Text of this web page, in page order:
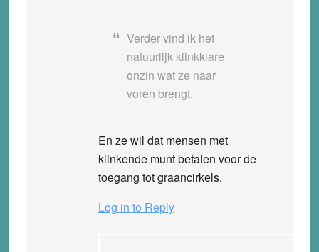
Verder vind ik het
natuurlijk klinkklare
onzin wat ze naar
voren brengt.
En ze wil dat mensen met
klinkende munt betalen voor de
toegang tot graancirkels.
Log in to Reply